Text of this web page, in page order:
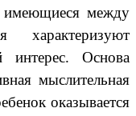
имеющиеся между
интерес. Основа
мыслительная
оказывается